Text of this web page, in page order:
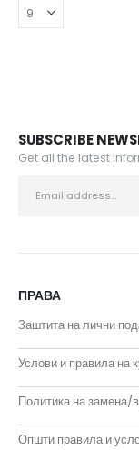
SUBSCRIBE
Get all the latest
ПРАВА
Заштита на лични
Услови и правила на
Политика на замена/
Општи правила и